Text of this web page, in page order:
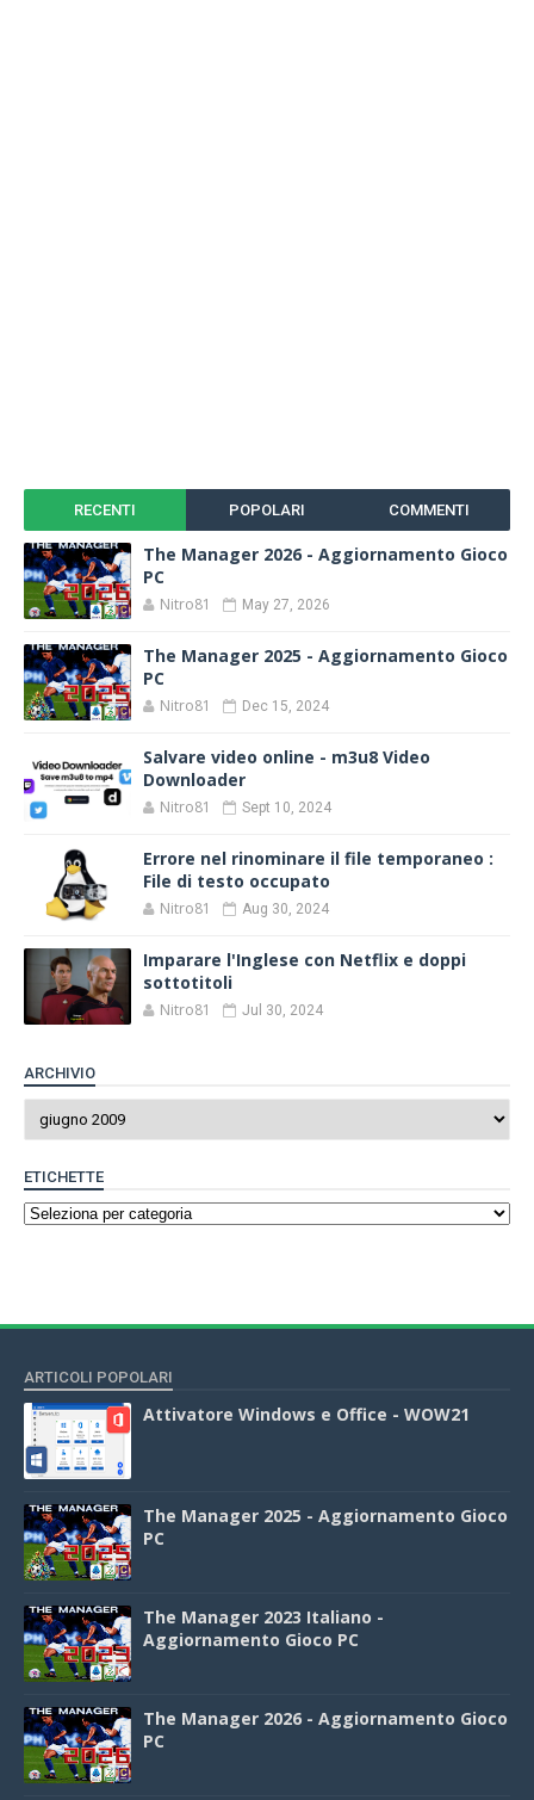
RECENTI POPOLARI COMMENTI
The Manager 2026 - Aggiornamento Gioco
PC
Nitro81 May 27, 2026
The Manager 2025 - Aggiornamento Gioco
PC
Nitro81 Dec 15, 2024
Salvare video online - m3u8 Video
Downloader
Nitro81 Sept 10, 2024
Errore nel rinominare il file temporaneo :
File di testo occupato
Nitro81 Aug 30, 2024
Imparare l'Inglese con Netflix e doppi
sottotitoli
Nitro81 Jul 30, 2024
ARCHIVIO
ETICHETTE
ARTICOLI POPOLARI
Attivatore Windows e Office - WOW21
The Manager 2025 - Aggiornamento Gioco
PC
The Manager 2023 Italiano -
Aggiornamento Gioco PC
The Manager 2026 - Aggiornamento Gioco
PC